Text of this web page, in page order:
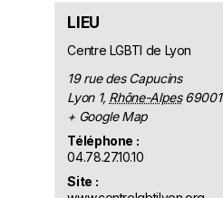
LIEU
Centre LGBTI de Lyon
19 rue des Capucins
Lyon 1, Rhône-Alpes 69001
+ Google Map
Téléphone :
04.78.27.10.10
Site :